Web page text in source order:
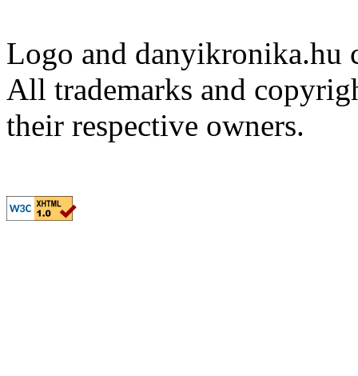
Logo and
All trademarks and
their respective owners.